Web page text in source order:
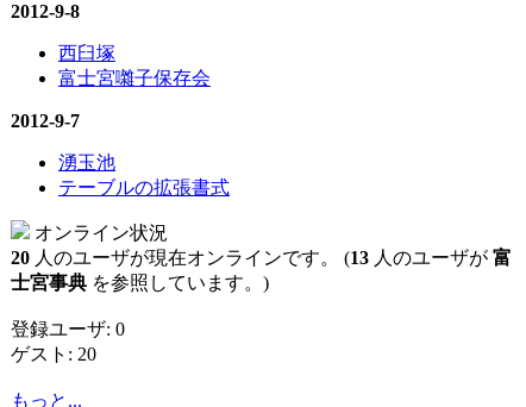
2012-9-8
西臼塚
富士宮囃子保存会
2012-9-7
湧玉池
テーブルの拡張書式
オンライン状況
20 人のユーザが現在オンラインです。 (13 人のユーザが 富
士宮事典 を参照しています。)
登録ユーザ: 0
ゲスト: 20
もっと...